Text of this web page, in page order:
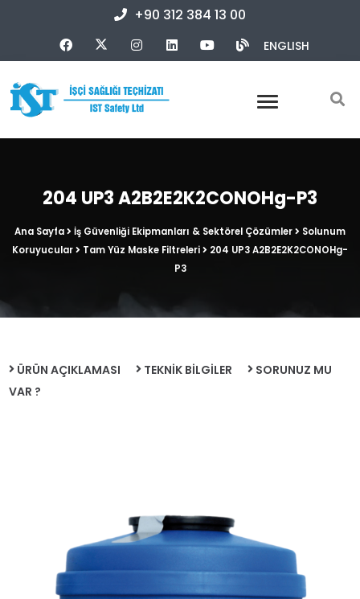
+90 312 384 13 00
ENGLISH
204 UP3 A2B2E2K2CONOHg-P3
Ana Sayfa İş Güvenliği Ekipmanları & Sektörel Çözümler
Solunum
Koruyucular
Tam Yüz Maske Filtreleri
204 UP3 A2B2E2K2CONOHg-
P3
ÜRÜN AÇIKLAMASI TEKNİK BİLGİLER
SORUNUZ MU
VAR ?